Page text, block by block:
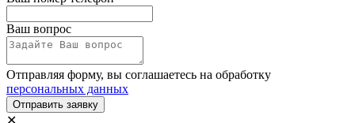
Ваш вопрос
Отправляя форму, вы соглашаетесь на обработку
персональных данных
Отправить заявку
✕